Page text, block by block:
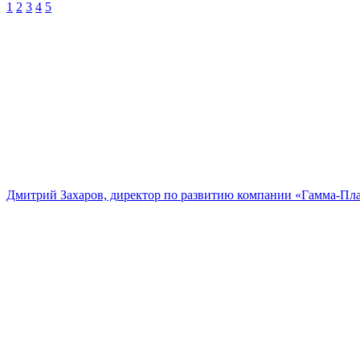
1 2 3 4 5
Дмитрий Захаров, директор по развитию компании «Гамма-